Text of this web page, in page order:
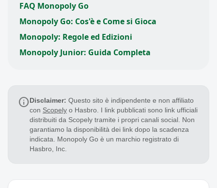
FAQ Monopoly Go
Monopoly Go: Cos'è e Come si Gioca
Monopoly: Regole ed Edizioni
Monopoly Junior: Guida Completa
infoDisclaimer: Questo sito è indipendente e non affiliato
con Scopely o Hasbro. I link pubblicati sono link ufficiali
distribuiti da Scopely tramite i propri canali social. Non
garantiamo la disponibilità dei link dopo la scadenza
indicata. Monopoly Go è un marchio registrato di
Hasbro, Inc.